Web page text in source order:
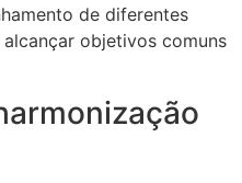
de diferentes
objetivos comuns